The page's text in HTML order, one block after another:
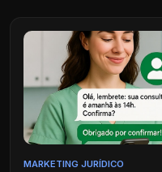
MARKETING JURÍDICO